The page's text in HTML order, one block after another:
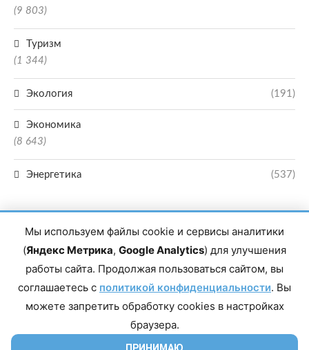
(9 803)
Туризм
(1 344)
Экология (191)
Экономика
(8 643)
Энергетика (537)
Главный редактор сетевого издания Магомаев Тимур Нухович. Контакты
редакции: 8(988)-292-94-34 Почта: vestiskfo@gmail.com По вопросам
Дагестан, г. Махачкала, пр-т Насрутдинова, д. 1а. Все права защищены.
Копирование и использование полных материалов запрещено, частичное
цитирование возможно только при условии гиперссылки на сайт mirmol.ru.
Мы используем файлы cookie и сервисы аналитики
(Яндекс Метрика, Google Analytics) для улучшения
работы сайта. Продолжая пользоваться сайтом, вы
соглашаетесь с политикой конфиденциальности. Вы
можете запретить обработку cookies в настройках
браузера.